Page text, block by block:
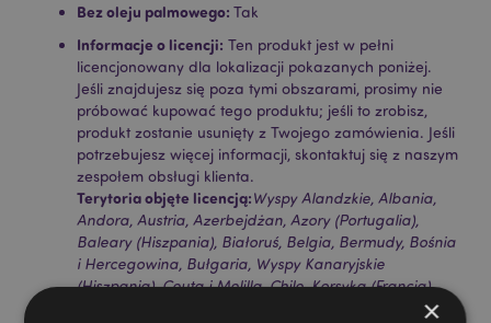
Bez oleju palmowego: Tak
Informacje o licencji: Ten produkt jest w pełni
licencjonowany dla lokalizacji pokazanych poniżej.
Jeśli znajdujesz się poza tymi obszarami, prosimy nie
próbować kupować tego produktu; jeśli to zrobisz,
produkt zostanie usunięty z Twojego zamówienia. Jeśli
potrzebujesz więcej informacji, skontaktuj się z naszym
zespołem obsługi klienta.
Terytoria objęte licencją:Wyspy Alandzkie, Albania,
Andora, Austria, Azerbejdżan, Azory (Portugalia),
Baleary (Hiszpania), Białoruś, Belgia, Bermudy, Bośnia
i Hercegowina, Bułgaria, Wyspy Kanaryjskie
(Hiszpania), Ceuta i Melilla, Chile, Korsyka (Francja),
Chorwacja, Cypr, Czechy, Dania, Estonia, Finlandia×